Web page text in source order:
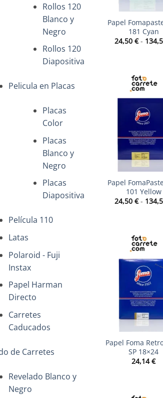
Rollos 120
Blanco y
Negro
Rollos 120
Diapositiva
Pelicula en Placas
Placas
Color
Placas
Blanco y
Negro
Placas
Diapositiva
Película 110
Latas
Polaroid - Fuji
Instax
Papel Harman
Directo
Carretes
Caducados
de Carretes
Revelado Blanco y
Negro
Papel
181 Cyan
24,50 € -
Papel
101 Yellow
24,50 € -
Papel Foma
SP 18×24
24,14€